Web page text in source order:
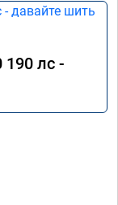
190 лс -